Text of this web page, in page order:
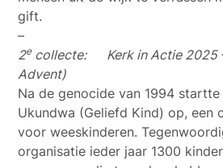
gift.
–
2ecollecte:
Kerk in Actie 2025
Advent)
Na de genocide van 1994 startte
Ukundwa (Geliefd Kind) op, een
voor weeskinderen.
organisatie ieder jaar 1300